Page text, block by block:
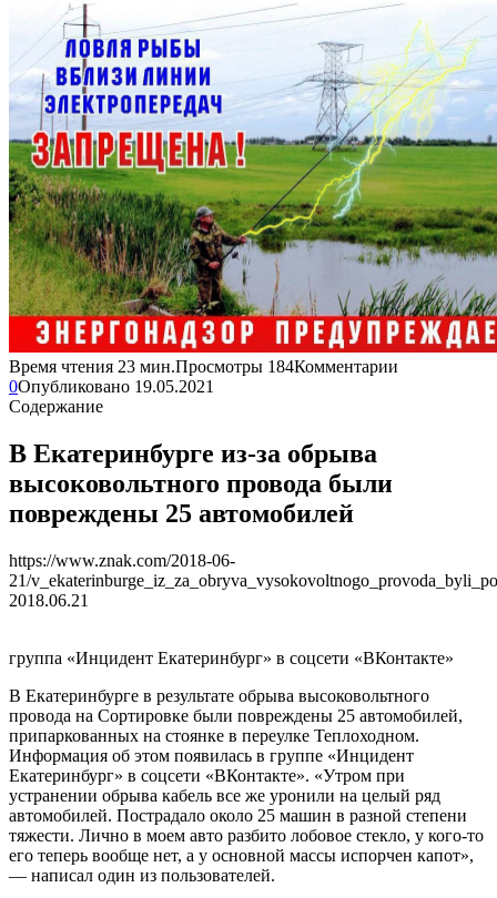
Время чтения 23 мин.Просмотры 184Комментарии
0Опубликовано 19.05.2021
Содержание
В Екатеринбурге из-за обрыва
высоковольтного провода были
повреждены 25 автомобилей
https://www.znak.com/2018-06-
21/
2018.06.21
группа «Инцидент Екатеринбург» в соцсети «ВКонтакте»
В Екатеринбурге в результате обрыва высоковольтного
провода на Сортировке были повреждены 25 автомобилей,
припаркованных на стоянке в переулке Теплоходном.
Информация об этом появилась в группе «Инцидент
Екатеринбург» в соцсети «ВКонтакте». «Утром при
устранении обрыва кабель все же уронили на целый ряд
автомобилей. Пострадало около 25 машин в разной степени
тяжести. Лично в моем авто разбито лобовое стекло, у кого-то
его теперь вообще нет, а у основной массы испорчен капот»,
— написал один из пользователей.